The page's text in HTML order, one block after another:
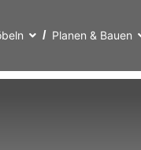
Planen & Bauen